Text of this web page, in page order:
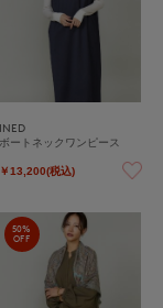
INED
ボートネックワンピース
￥13,200(税込)
50%
OFF